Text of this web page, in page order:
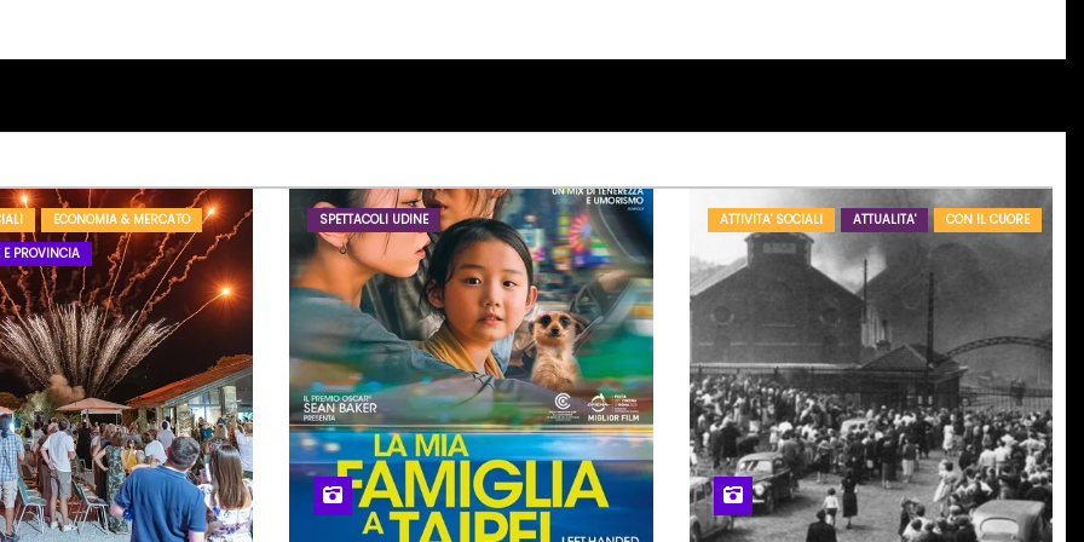
ECONOMIA & MERCATO
E PROVINCIA
SPETTACOLI UDINE ATTIVITA' SOCIALI ATTUALITA' CON IL CUORE